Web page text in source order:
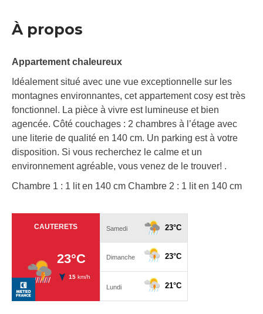
À propos
Appartement chaleureux
Idéalement situé avec une vue exceptionnelle sur les
montagnes environnantes, cet appartement cosy est très
fonctionnel. La pièce à vivre est lumineuse et bien
agencée. Côté couchages : 2 chambres à l’étage avec
une literie de qualité en 140 cm. Un parking est à votre
disposition. Si vous recherchez le calme et un
environnement agréable, vous venez de le trouver! .
Chambre 1 : 1 lit en 140 cm Chambre 2 : 1 lit en 140 cm